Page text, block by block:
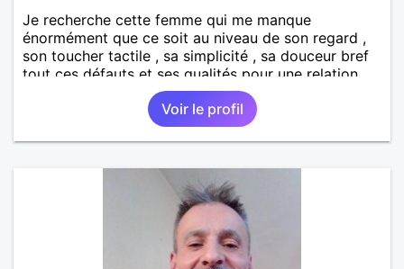
Je recherche cette femme qui me manque
énormément que ce soit au niveau de son regard ,
son toucher tactile , sa simplicité , sa douceur bref
tout ces défauts et ses qualités pour une relation
Voir le profil